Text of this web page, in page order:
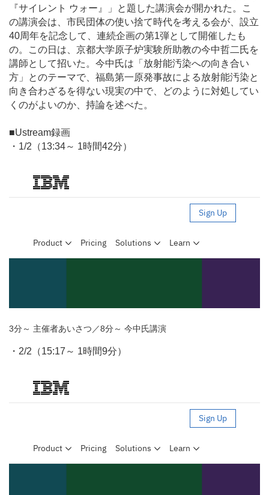
『サイレント ウォー』」と題した講演会が開かれた。こ
の講演会は、市民団体の使い捨て時代を考える会が、設立
40周年を記念して、連続企画の第1弾として開催したも
の。この日は、京都大学原子炉実験所助教の今中哲二氏を
講師として招いた。今中氏は「放射能汚染への向き合い
方」とのテーマで、福島第一原発事故による放射能汚染と
向き合わざるを得ない現実の中で、どのように対処してい
くのがよいのか、持論を述べた。
■Ustream録画
・1/2（13:34～ 1時間42分）
3分～ 主催者あいさつ／8分～ 今中氏講演
・2/2（15:17～ 1時間9分）